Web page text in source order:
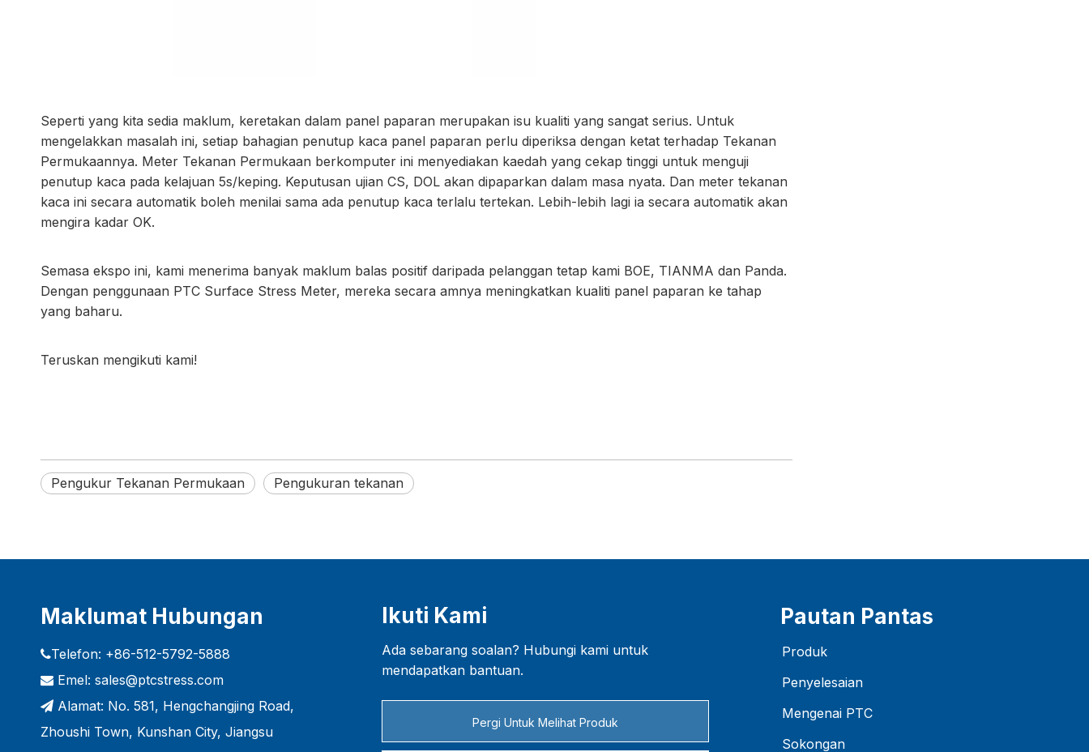
Seperti yang kita sedia maklum, keretakan dalam panel paparan merupakan isu kualiti yang sangat serius. Untuk
mengelakkan masalah ini, setiap bahagian penutup kaca panel paparan perlu diperiksa dengan ketat terhadap Tekanan
Permukaannya. Meter Tekanan Permukaan berkomputer ini menyediakan kaedah yang cekap tinggi untuk menguji
penutup kaca pada kelajuan 5s/keping. Keputusan ujian CS, DOL akan dipaparkan dalam masa nyata. Dan meter tekanan
kaca ini secara automatik boleh menilai sama ada penutup kaca terlalu tertekan. Lebih-lebih lagi ia secara automatik akan
mengira kadar OK.
Semasa ekspo ini, kami menerima banyak maklum balas positif daripada pelanggan tetap kami BOE, TIANMA dan Panda.
Dengan penggunaan PTC Surface Stress Meter, mereka secara amnya meningkatkan kualiti panel paparan ke tahap
yang baharu.
Teruskan mengikuti kami!
Pengukur Tekanan Permukaan Pengukuran tekanan
Maklumat Hubungan
Telefon: +86-512-5792-5888
 Emel: sales@ptcstress.com
 Alamat: No. 581, Hengchangjing Road,
Zhoushi Town, Kunshan City, Jiangsu
Ikuti Kami
Ada sebarang soalan? Hubungi kami untuk
mendapatkan bantuan.
Pergi Untuk Melihat Produk
Pautan Pantas
Produk
Penyelesaian
Mengenai PTC
Sokongan